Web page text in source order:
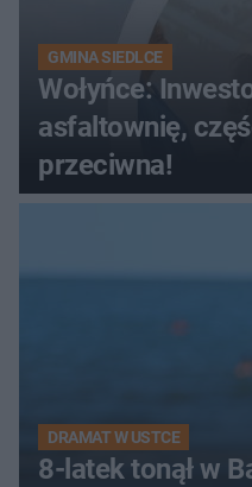
GMINA SIEDLCE
Wołyńce:
asfaltownię,
przeciwna!
DRAMAT W USTCE
8-latek tonął w